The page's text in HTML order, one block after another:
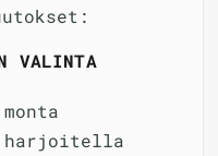
VALINTA
harjoitella